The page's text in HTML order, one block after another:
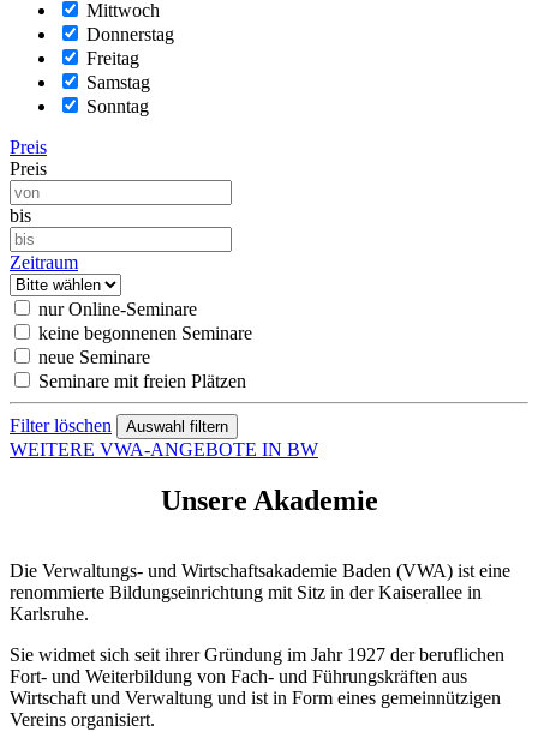
Mittwoch
Donnerstag
Freitag
Samstag
Sonntag
Preis
Preis
bis
Zeitraum
nur Online-Seminare
keine begonnenen Seminare
neue Seminare
Seminare mit freien Plätzen
Filter löschen
WEITERE VWA-ANGEBOTE IN BW
Unsere Akademie
Die Verwaltungs- und Wirtschaftsakademie Baden (VWA) ist eine
renommierte Bildungseinrichtung mit Sitz in der Kaiserallee in
Karlsruhe.
Sie widmet sich seit ihrer Gründung im Jahr 1927 der beruflichen
Fort- und Weiterbildung von Fach- und Führungskräften aus
Wirtschaft und Verwaltung und ist in Form eines gemeinnützigen
Vereins organisiert.